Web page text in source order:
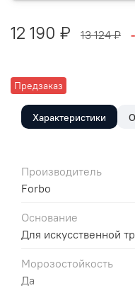
Предзаказ
12 190 ₽ 13 124 ₽
Характеристики
Производитель
Forbo
Основание
Для искусственной
Морозостойкость
Да